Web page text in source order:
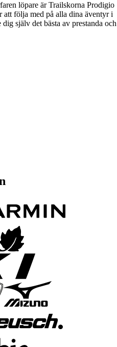
löpare är Trailskorna Prodigio
följa med på alla dina äventyr i
själv det bästa av prestanda och